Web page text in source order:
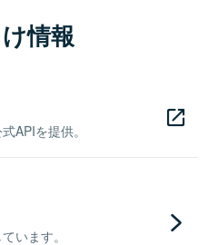
情報
APIを提供。
います。